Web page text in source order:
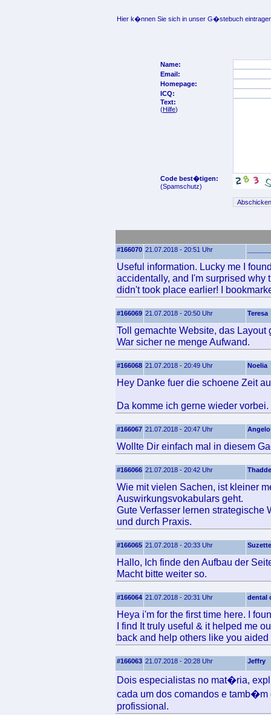
Hier k�nnen Sie sich in unser G�stebuch
Name:
Email:
Homepage:
ICQ:
Text:
(Hilfe)
Code best�tigen:
(Spamschutz)
#166070 21.07.2018 - 20:51 Uhr
Useful information. Lucky me I
accidentally, and I'm surprised why
didn't took place earlier! I
#166069 21.07.2018 - 20:50 Uhr Teresa
Toll gemachte Website, das Layout
War sicher ne menge Aufwand.
#166068 21.07.2018 - 20:49 Uhr Noelia
Hey Danke fuer die schoene Zeit
Da komme ich gerne wieder vorbei.
#166067 21.07.2018 - 20:47 Uhr Angelo
Wollte Dir einfach mal in diesem
#166066 21.07.2018 - 20:42 Uhr
Wie mit vielen Sachen, ist kleiner
Auswirkungsvokabulars geht.
Gute Verfasser lernen strategische
und durch Praxis.
#166065 21.07.2018 - 20:33 Uhr Suzette
Hallo, Ich finde den Aufbau der
Macht bitte weiter so.
#166064 21.07.2018 - 20:31 Uhr dental
Heya i'm for the first time here. I
I find It truly useful & it helped me
back and help others like you aided
#166063 21.07.2018 - 20:28 Uhr Jeffry
Dois especialistas no mat�ria,
cada um dos comandos e
profissional.